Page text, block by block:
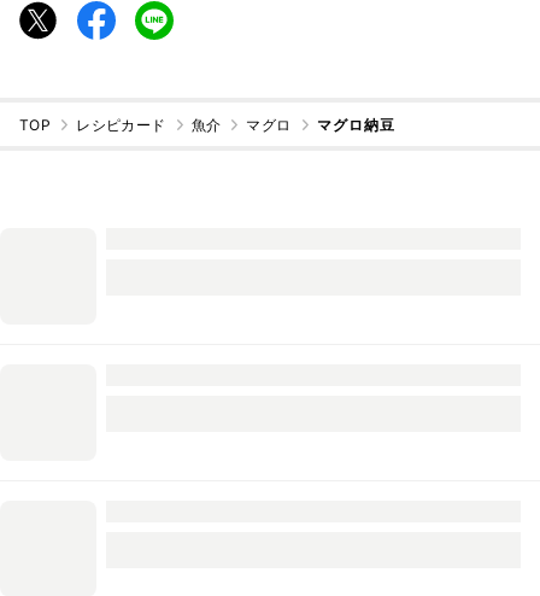
TOP レシピカード 魚介 マグロ マグロ納豆